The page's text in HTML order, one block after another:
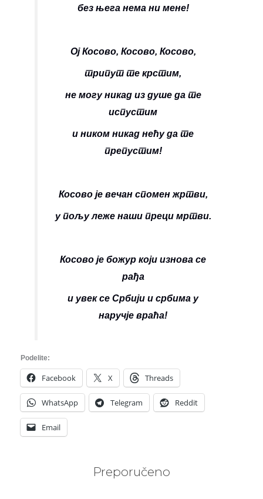
без њега нема ни мене!
Ој Косово, Косово, Косово,
трипут те крстим,
не могу никад из душе да те
испустим
и ником никад нећу да те
препустим!
Косово је вечан спомен жртви,
у пољу леже наши преци мртви.
Косово је божур који изнова се
рађа
и увек се Србији и србима у
наручје враћа!
Podelite:
Facebook X Threads
WhatsApp Telegram Reddit
Email
Preporučeno